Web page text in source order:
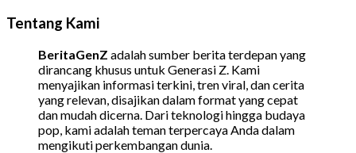
Tentang Kami
BeritaGenZ adalah sumber berita terdepan yang
dirancang khusus untuk Generasi Z. Kami
menyajikan informasi terkini, tren viral, dan cerita
yang relevan, disajikan dalam format yang cepat
dan mudah dicerna. Dari teknologi hingga budaya
pop, kami adalah teman terpercaya Anda dalam
mengikuti perkembangan dunia.